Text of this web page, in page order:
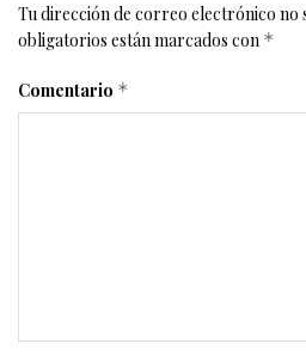
Tu dirección de correo electrónico no
obligatorios están marcados con *
Comentario *